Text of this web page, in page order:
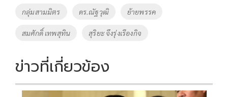
o
o
k
Li
Tags
กลุ่มสามมิตร ดร.ณัฐวุฒิ ย้ายพรรค
สมศักดิ์ เทพสุทิน สุริยะ จึงรุ่งเรืองกิจ
ข่าวที่เกี่ยวข้อง